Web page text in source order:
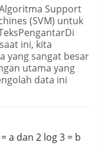
Support
(SVM) untuk
ini, kita
yang sangat besar
utama yang
data ini
a dan 2 log 3 = b